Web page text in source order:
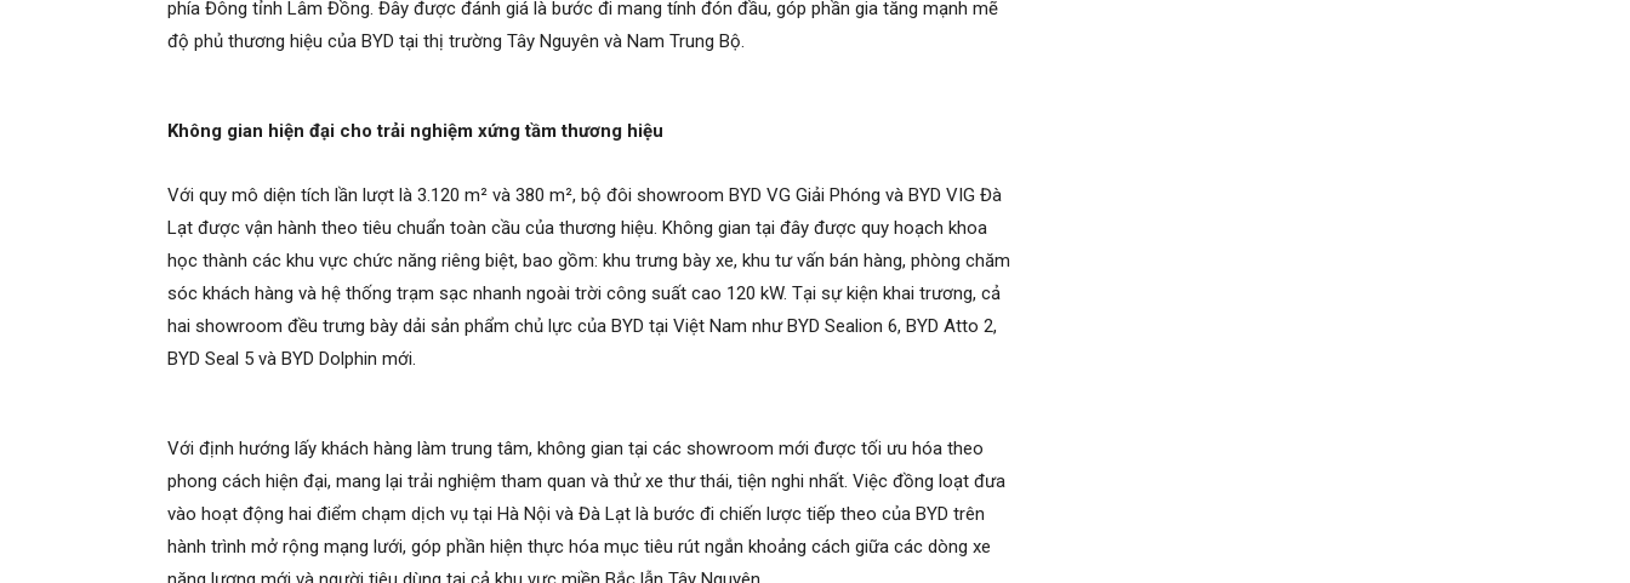
phía Đông tỉnh Lâm Đồng. Đây được đánh giá là bước đi mang tính đón đầu, góp phần gia tăng mạnh mẽ
độ phủ thương hiệu của BYD tại thị trường Tây Nguyên và Nam Trung Bộ.
Không gian hiện đại cho trải nghiệm xứng tầm thương hiệu
Với quy mô diện tích lần lượt là 3.120 m² và 380 m², bộ đôi showroom BYD VG Giải Phóng và BYD VIG Đà
Lạt được vận hành theo tiêu chuẩn toàn cầu của thương hiệu. Không gian tại đây được quy hoạch khoa
học thành các khu vực chức năng riêng biệt, bao gồm: khu trưng bày xe, khu tư vấn bán hàng, phòng chăm
sóc khách hàng và hệ thống trạm sạc nhanh ngoài trời công suất cao 120 kW. Tại sự kiện khai trương, cả
hai showroom đều trưng bày dải sản phẩm chủ lực của BYD tại Việt Nam như BYD Sealion 6, BYD Atto 2,
BYD Seal 5 và BYD Dolphin mới.
Với định hướng lấy khách hàng làm trung tâm, không gian tại các showroom mới được tối ưu hóa theo
phong cách hiện đại, mang lại trải nghiệm tham quan và thử xe thư thái, tiện nghi nhất. Việc đồng loạt đưa
vào hoạt động hai điểm chạm dịch vụ tại Hà Nội và Đà Lạt là bước đi chiến lược tiếp theo của BYD trên
hành trình mở rộng mạng lưới, góp phần hiện thực hóa mục tiêu rút ngắn khoảng cách giữa các dòng xe